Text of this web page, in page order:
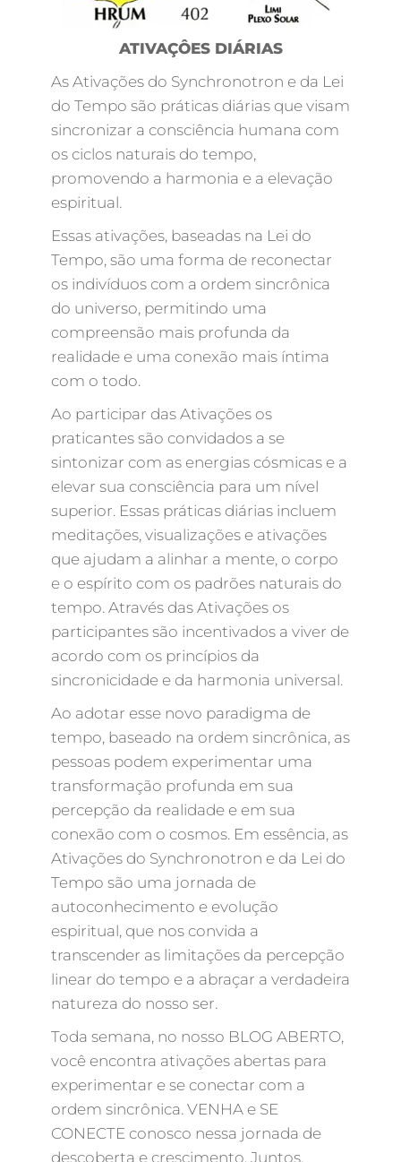
ATIVAÇÔES DIÁRIAS
As Ativações do Synchronotron e da Lei
do Tempo são práticas diárias que visam
sincronizar a consciência humana com
os ciclos naturais do tempo,
promovendo a harmonia e a elevação
espiritual.
Essas ativações, baseadas na Lei do
Tempo, são uma forma de reconectar
os indivíduos com a ordem sincrônica
do universo, permitindo uma
compreensão mais profunda da
realidade e uma conexão mais íntima
com o todo.
Ao participar das Ativações os
praticantes são convidados a se
sintonizar com as energias cósmicas e a
elevar sua consciência para um nível
superior. Essas práticas diárias incluem
meditações, visualizações e ativações
que ajudam a alinhar a mente, o corpo
e o espírito com os padrões naturais do
tempo. Através das Ativações os
participantes são incentivados a viver de
acordo com os princípios da
sincronicidade e da harmonia universal.
Ao adotar esse novo paradigma de
tempo, baseado na ordem sincrônica, as
pessoas podem experimentar uma
transformação profunda em sua
percepção da realidade e em sua
conexão com o cosmos. Em essência, as
Ativações do Synchronotron e da Lei do
Tempo são uma jornada de
autoconhecimento e evolução
espiritual, que nos convida a
transcender as limitações da percepção
linear do tempo e a abraçar a verdadeira
natureza do nosso ser.
Toda semana, no nosso BLOG ABERTO,
você encontra ativações abertas para
experimentar e se conectar com a
ordem sincrônica. VENHA e SE
CONECTE conosco nessa jornada de
descoberta e crescimento. Juntos,